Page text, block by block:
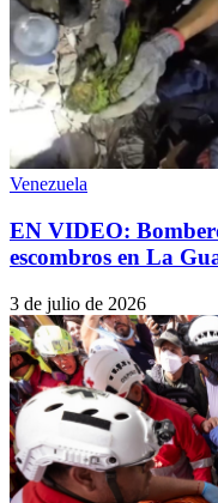
Venezuela
EN VIDEO:
escombros en La
3 de julio de 2026